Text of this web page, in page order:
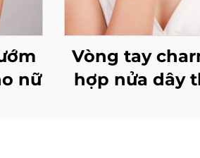
nữ
Vòng tay
hợp nửa dây